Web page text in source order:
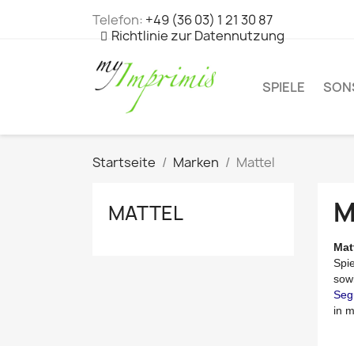
Telefon: +49 (36 03) 1 21 30 87
Richtlinie zur Datennutzung
SPIELE
Startseite Marken Mattel
MATTEL
in